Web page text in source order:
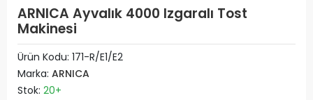
ARNICA Ayvalık 4000 Izgaralı Tost
Makinesi
Ürün Kodu: 171-R/E1/E2
Marka: ARNICA
Stok: 20+